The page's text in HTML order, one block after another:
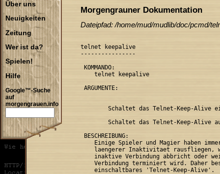
Über uns
Neuigkeiten
Zeitung
Wer ist da?
Spielen!
Hilfe
Google™-Suche
auf
morgengrauen.info
Morgengrauner Dokumentation
Dateipfad: /home/mud/mudlib/doc/pcmd/
telnet keepalive
----------------
KOMMANDO:
    telnet keepalive
ARGUMENTE:
Schaltet das Telnet-Keep-Alive
Schaltet das Telnet-Keep-Alive
BESCHREIBUNG:
Einige Spieler und Magier haben
laengerer Inaktivitaet rausfliegen,
inaktive Verbindung abbricht oder
Verbindung terminiert wird. Daher
    einschaltbares 'Telnet-Keep-Alive'.